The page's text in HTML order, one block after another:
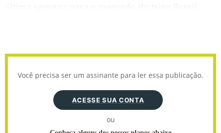
última semana para o mercado do trigo Brasil,
Você precisa ser um assinante para ler essa publicação.
ACESSE SUA CONTA
ou